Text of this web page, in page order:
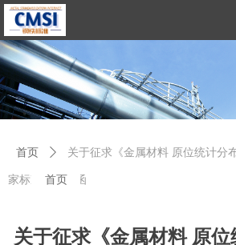
关于征求《金属材料 原
首页 ꄲ 关于征求《金属材料 原位统计分
家标准意见的函
首页